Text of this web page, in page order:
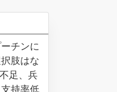
チンに
肢はな
足、兵
持率低